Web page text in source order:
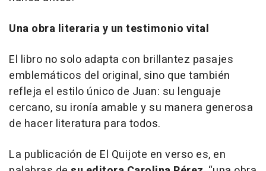
Una obra literaria y un testimonio vital
El libro no solo adapta con brillantez pasajes
emblemáticos del original, sino que también
refleja el estilo único de Juan: su lenguaje
cercano, su ironía amable y su manera generosa
de hacer literatura para todos.
La publicación de El Quijote en verso es, en